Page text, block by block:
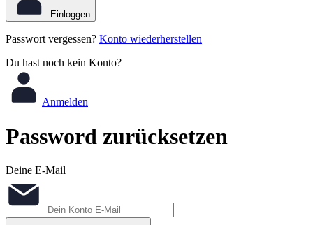
Einloggen
Passwort vergessen? Konto wiederherstellen
Du hast noch kein Konto?
Anmelden
Password zurücksetzen
Deine E-Mail